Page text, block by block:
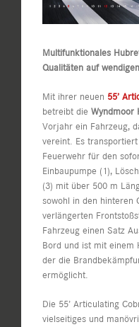
Multifunktionales
Qualitäten auf
Mit ihrer neuen 55’
betreibt die Wyndmoor
Vorjahr ein Fahrzeug,
vereint. Es
Feuerwehr für den
Einbaupumpe (1),
(3) mit über 500 m
sowohl in den hinteren
verlängerten
Fahrzeug einen Satz
Bord und ist mit einem
der die
ermöglicht.
Die 55’ Articulating
vielseitiges und